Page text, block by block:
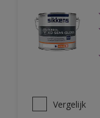
Vergelijk